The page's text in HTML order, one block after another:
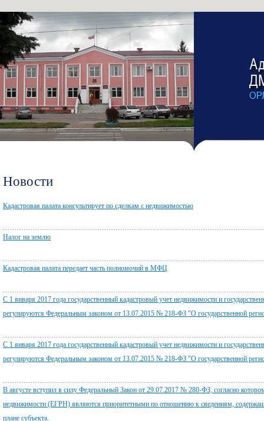
Новости
Кадастровая палата консультирует по сделкам с недвижимостью
Налог на землю
Кадастровая палата передает часть полномочий в МФЦ
С 1 января 2017 года государственный кадастровый учет недвижимости и
регулируются Федеральным законом от 13.07.2015 № 218-ФЗ "О государственной
С 1 января 2017 года государственный кадастровый учет недвижимости и
регулируются Федеральным законом от 13.07.2015 № 218-ФЗ "О государственной
В августе вступил в силу Федеральный Закон от 29.07.2017 № 280-ФЗ, согласно
недвижимости (ЕГРН) являются приоритетными по отношению к сведениям,
плане субъекта.